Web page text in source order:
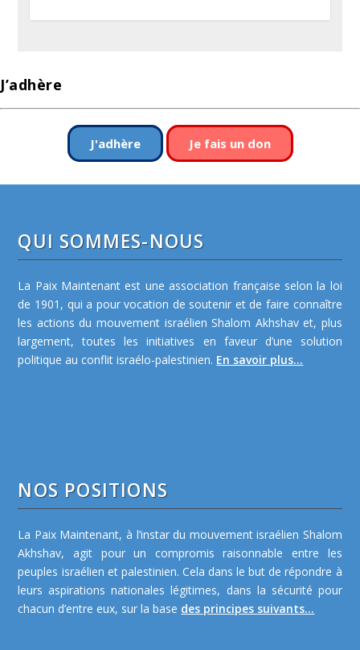
J’adhère
J'adhère Je fais un don
QUI SOMMES-NOUS
La Paix Maintenant est une association française selon la loi
de 1901, qui a pour vocation de soutenir et de faire connaître
les actions du mouvement israélien Shalom Akhshav et, plus
largement, toutes les initiatives en faveur d’une solution
politique au conflit israélo-palestinien. En savoir plus...
NOS POSITIONS
La Paix Maintenant, à l’instar du mouvement israélien Shalom
Akhshav, agit pour un compromis raisonnable entre les
peuples israélien et palestinien. Cela dans le but de répondre à
leurs aspirations nationales légitimes, dans la sécurité pour
chacun d’entre eux, sur la base des principes suivants...